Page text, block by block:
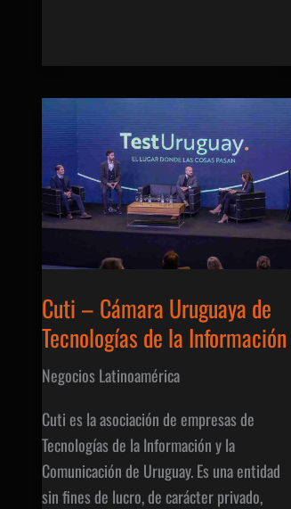
Cuti – Cámara Uruguaya de
Tecnologías de la Información
Negocios Latinoamérica
Cuti es la asociación de empresas de
Tecnologías de la Información y la
Comunicación de Uruguay. Es una entidad
sin fines de lucro, de carácter privado,